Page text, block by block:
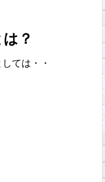
？
ては・・